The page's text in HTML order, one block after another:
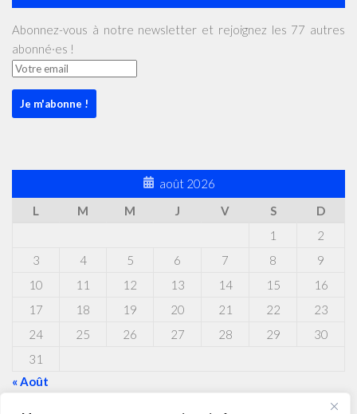
Abonnez-vous à notre newsletter et rejoignez les 77 autres
abonné·es !
août 2026
L
M M J V S
D
1
2
3
4 5 6 7 8
9
10
11 12 13 14 15
16
17
18 19 20 21 22
23
24
25 26 27 28 29
30
31
« Août